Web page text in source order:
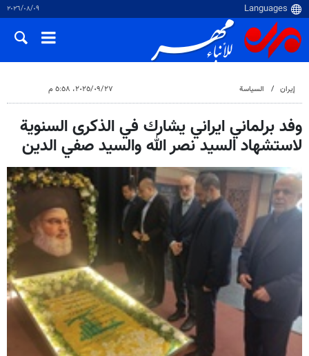
٠٩‏/٠٨‏/٢٠٢٦
إيران السياسة ٢٧‏/٠٩‏/٢٠٢٥، ٥:٥٨ م
وفد برلماني ايراني يشارك في الذكرى السنوية
لاستشهاد السيد نصر الله والسيد صفي الدين